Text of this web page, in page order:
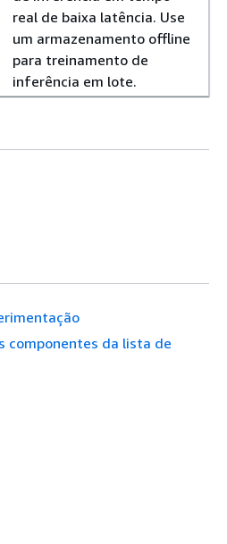
real de baixa latência. Use
um armazenamento offline
para treinamento de
inferência em lote.
componentes da lista de